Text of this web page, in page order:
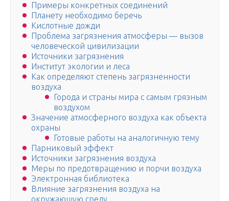
Примеры конкретных соединений
Планету необходимо беречь
Кислотные дожди
Проблема загрязнения атмосферы — вызов
человеческой цивилизации
Источники загрязнения
Институт экологии и леса
Как определяют степень загрязненности
воздуха
Города и страны мира с самым грязным
воздухом
Значение атмосферного воздуха как объекта
охраны
Готовые работы на аналогичную тему
Парниковый эффект
Источники загрязнения воздуха
Меры по предотвращению и порчи воздуха
Электронная библиотека
Влияние загрязнения воздуха на
окружающую среду